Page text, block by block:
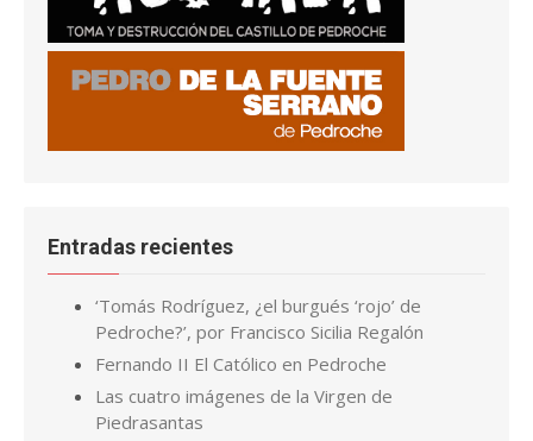
Entradas recientes
‘Tomás Rodríguez, ¿el burgués ‘rojo’ de
Pedroche?’, por Francisco Sicilia Regalón
Fernando II El Católico en Pedroche
Las cuatro imágenes de la Virgen de
Piedrasantas